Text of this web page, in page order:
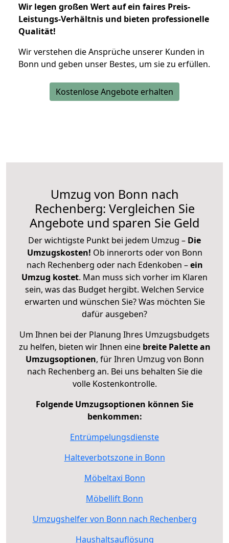
Wir legen großen Wert auf ein faires Preis-
Leistungs-Verhältnis und bieten professionelle
Qualität!
Wir verstehen die Ansprüche unserer Kunden in
Bonn und geben unser Bestes, um sie zu erfüllen.
Kostenlose Angebote erhalten
Umzug von Bonn nach
Rechenberg: Vergleichen Sie
Angebote und sparen Sie Geld
Der wichtigste Punkt bei jedem Umzug – Die
Umzugskosten! Ob innerorts oder von Bonn
nach Rechenberg oder nach Edenkoben –ein
Umzug kostet. Man muss sich vorher im Klaren
sein, was das Budget hergibt. Welchen Service
erwarten und wünschen Sie? Was möchten Sie
dafür ausgeben?
Um Ihnen bei der Planung Ihres Umzugsbudgets
zu helfen, bieten wir Ihnen eine breite Palette an
Umzugsoptionen, für Ihren Umzug von Bonn
nach Rechenberg an. Bei uns behalten Sie die
volle Kostenkontrolle.
Folgende Umzugsoptionen können Sie
benkommen:
Entrümpelungsdienste
Halteverbotszone in Bonn
Möbeltaxi Bonn
Möbellift Bonn
Umzugshelfer von Bonn nach Rechenberg
Haushaltsauflösung